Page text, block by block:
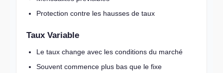
Protection contre les hausses de taux
Taux Variable
Le taux change avec les conditions du marché
Souvent commence plus bas que le fixe